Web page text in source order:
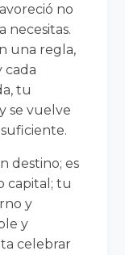
no
necesitas.
una regla,
cada
tu
se vuelve
destino; es
capital; tu
y
y
celebrar